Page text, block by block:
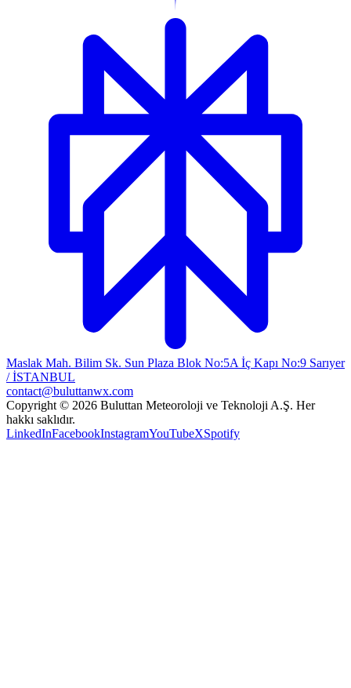
Maslak Mah. Bilim Sk. Sun Plaza Blok No:5A İç Kapı No:9 Sarıyer
/ İSTANBUL
contact@buluttanwx.com
Copyright © 2026 Buluttan Meteoroloji ve Teknoloji A.Ş. Her
hakkı saklıdır.
LinkedInFacebookInstagramYouTubeXSpotify